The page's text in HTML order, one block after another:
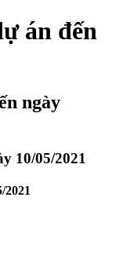
án đến
ngày
10/05/2021
2021